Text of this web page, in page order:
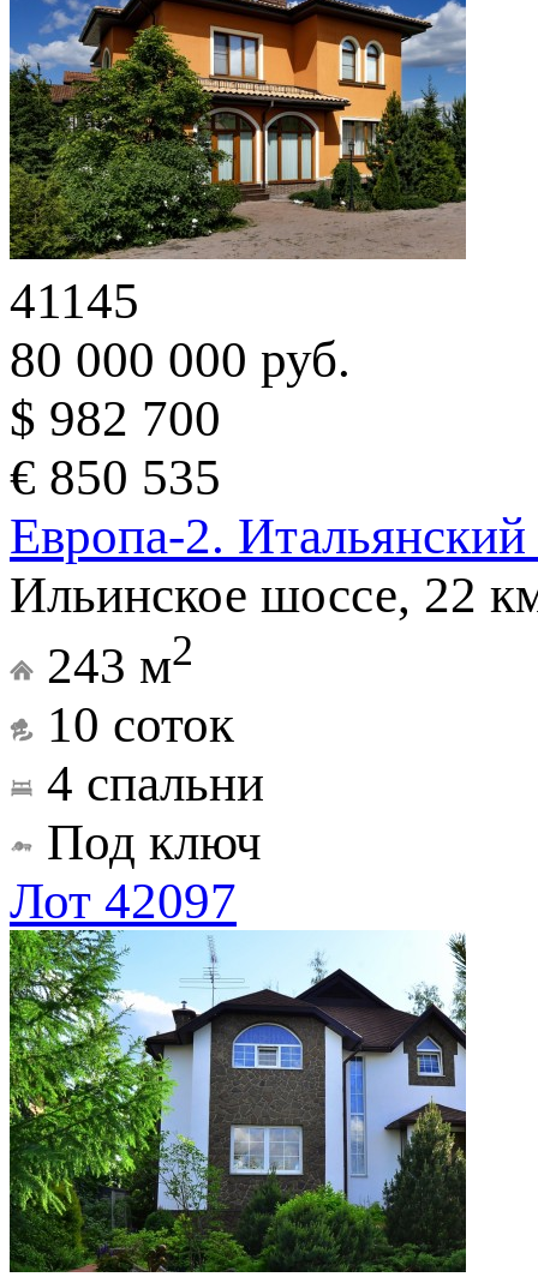
41145
80 000 000 руб.
$ 982 700
€ 850 535
Европа-2. Итальянский
Ильинское шоссе, 22
243 м2
10 соток
4 спальни
Под ключ
Лот 42097